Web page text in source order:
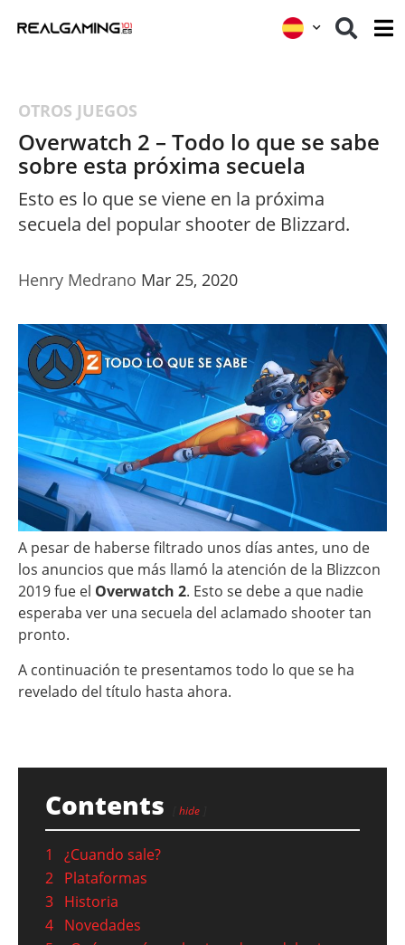
OTROS JUEGOS
Overwatch 2 – Todo lo que se sabe
sobre esta próxima secuela
Esto es lo que se viene en la próxima
secuela del popular shooter de Blizzard.
Henry Medrano Mar 25, 2020
A pesar de haberse filtrado unos días antes, uno de
los anuncios que más llamó la atención de la Blizzcon
2019 fue el Overwatch 2. Esto se debe a que nadie
esperaba ver una secuela del aclamado shooter tan
pronto.
A continuación te presentamos todo lo que se ha
revelado del título hasta ahora.
Contents hide
1
¿Cuando sale?
2 Plataformas
3 Historia
4 Novedades